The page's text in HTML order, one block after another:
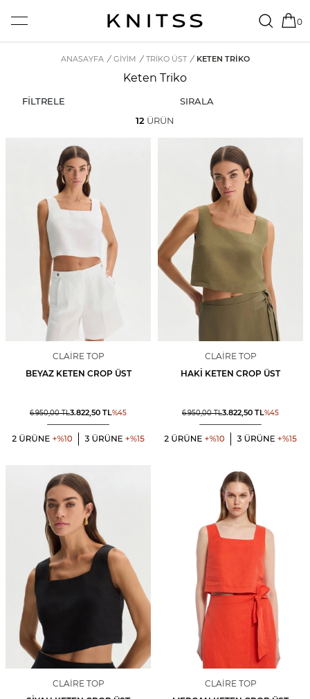
0
ANASAYFA / GİYİM / TRIKO ÜST / KETEN TRIKO
Keten Triko
FİLTRELE
SIRALA
12 ÜRÜN
CLAIRE TOP
BEYAZ KETEN CROP ÜST
6.950,00TL3.822,50 TL%45
CLAIRE TOP
HAKI KETEN CROP ÜST
6.950,00TL3.822,50 TL%45
CLAIRE TOP
CLAIRE TOP